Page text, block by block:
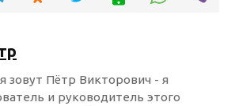
зовут Пётр Викторович - я
и руководитель этого